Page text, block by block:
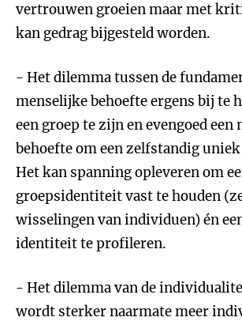
vertrouwen groeien maar met
kan gedrag bijgesteld worden.
- Het dilemma tussen de
menselijke behoefte ergens bij te
een groep te zijn en evengoed een
behoefte om een zelfstandig
Het kan spanning opleveren om
groepsidentiteit vast te houden
wisselingen van individuen) én
identiteit te profileren.
- Het dilemma van de
wordt sterker naarmate meer